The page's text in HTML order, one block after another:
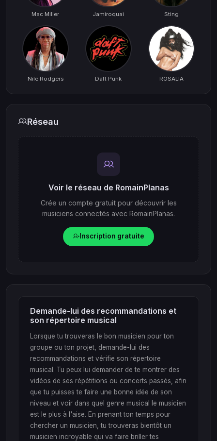
Mac Miller Jamiroquai Sting
Nile Rodgers Daft Punk ROSALÍA
Réseau
Voir le réseau de RomainPlanas
Crée un compte gratuit pour découvrir les
musiciens connectés avec RomainPlanas.
Inscription gratuite
Demande-lui des recommandations et
son répertoire musical
Lorsque tu trouveras le bon musicien pour ton
groupe ou ton projet, demande-lui des
recommandations et vérifie son répertoire
musical. Tu peux lui demander de te montrer des
vidéos de ses répétitions ou concerts passés, afin
que tu puisses te faire une bonne idée de son
niveau et voir dans quel genre musical le musicien
est le plus à l'aise. En prenant ton temps pour
chercher un musicien, tu trouveras bientôt un
musicien incroyable qui va faire briller tes